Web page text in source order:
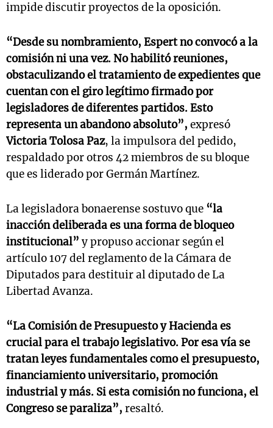
impide discutir proyectos de la oposición.
“Desde su nombramiento, Espert no convocó a la
comisión ni una vez. No habilitó reuniones,
obstaculizando el tratamiento de expedientes que
cuentan con el giro legítimo firmado por
legisladores de diferentes partidos. Esto
representa un abandono absoluto”, expresó
Victoria Tolosa Paz, la impulsora del pedido,
respaldado por otros 42 miembros de su bloque
que es liderado por Germán Martínez.
La legisladora bonaerense sostuvo que “la
inacción deliberada es una forma de bloqueo
institucional” y propuso accionar según el
artículo 107 del reglamento de la Cámara de
Diputados para destituir al diputado de La
Libertad Avanza.
“La Comisión de Presupuesto y Hacienda es
crucial para el trabajo legislativo. Por esa vía se
tratan leyes fundamentales como el presupuesto,
financiamiento universitario, promoción
industrial y más. Si esta comisión no funciona, el
Congreso se paraliza”, resaltó.